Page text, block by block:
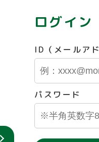
ログイン
ID（メールア
パスワード